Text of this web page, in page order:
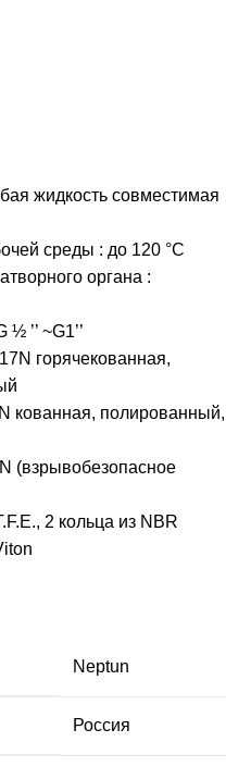
жидкость совместимая
среды : до 120 °C
органа :
’’ ~G1’’
горячекованная,
кованная, полированный,
(взрывобезопасное
2 кольца из NBR
Neptun
Россия